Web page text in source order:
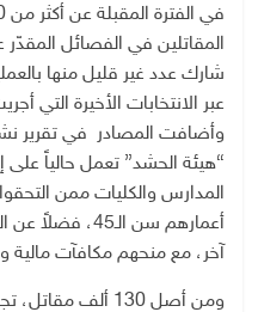
شارك عدد غير قليل منها
عبر الانتخابات الأخيرة التي
وأضافت المصادر في تقرير
“هيئة الحشد” تعمل حالياً على
المدارس والكليات ممن
أعمارهم سن
آخر، مع منحهم مكافآت مالية
ومن أصل 130 ألف